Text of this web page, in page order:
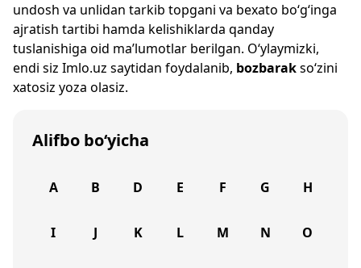
undosh va unlidan tarkib topgani va bexato bo‘g‘inga
ajratish tartibi hamda kelishiklarda qanday
tuslanishiga oid ma’lumotlar berilgan. O‘ylaymizki,
endi siz Imlo.uz saytidan foydalanib, bozbarakso‘zini
xatosiz yoza olasiz.
Alifbo bo‘yicha
A B D E F G H
I J K L M N O